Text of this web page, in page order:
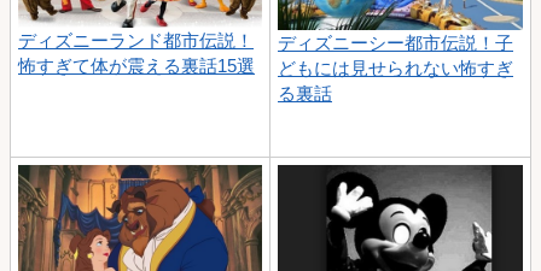
ディズニーランド都市伝説！
怖すぎて体が震える裏話15選
ディズニーシー都市伝説！子
どもには見せられない怖すぎ
る裏話